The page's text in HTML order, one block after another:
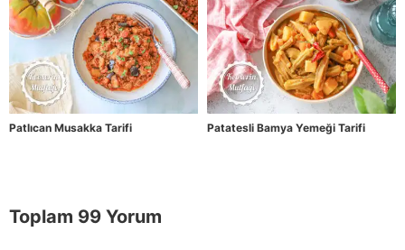
Patlıcan Musakka Tarifi Patatesli Bamya Yemeği Tarifi
Toplam 99 Yorum